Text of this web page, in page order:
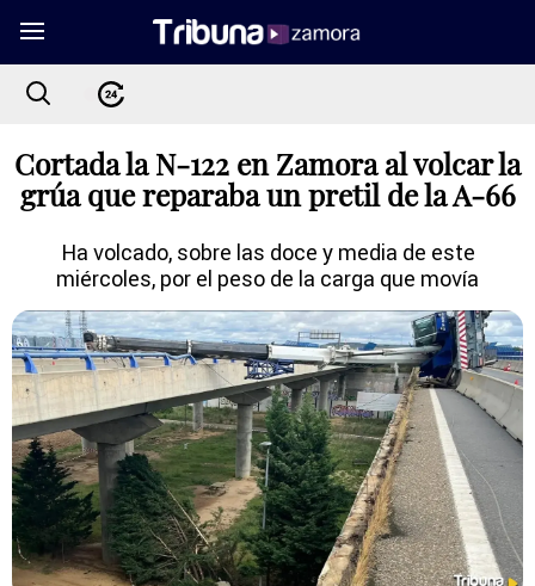
Cortada la N-122 en Zamora al volcar la
grúa que reparaba un pretil de la A-66
Ha volcado, sobre las doce y media de este
miércoles, por el peso de la carga que movía